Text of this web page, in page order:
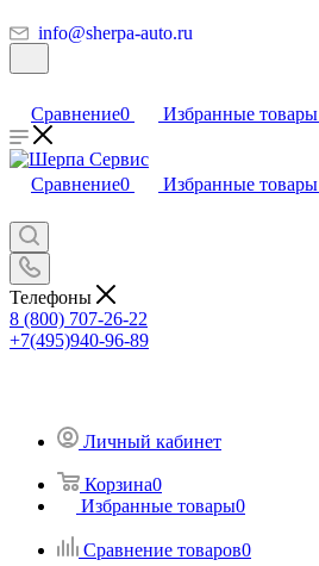
info@sherpa-auto.ru
Сравнение0 Избранные товары
Сравнение0 Избранные товары
Телефоны
8 (800) 707-26-22
+7(495)940-96-89
Личный кабинет
Корзина0
Избранные товары0
Сравнение товаров0